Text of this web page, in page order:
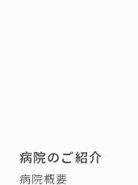
病院のご紹介
病院概要